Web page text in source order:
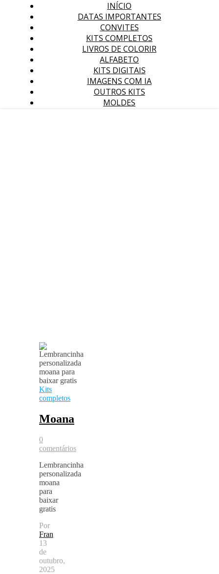
INÍCIO
DATAS IMPORTANTES
CONVITES
KITS COMPLETOS
LIVROS DE COLORIR
ALFABETO
KITS DIGITAIS
IMAGENS COM IA
OUTROS KITS
MOLDES
Kits
completos
Moana
0
comentários
Lembrancinha
personalizada
moana
para
baixar
gratis
Por
Fran
13
de
outubro,
2025